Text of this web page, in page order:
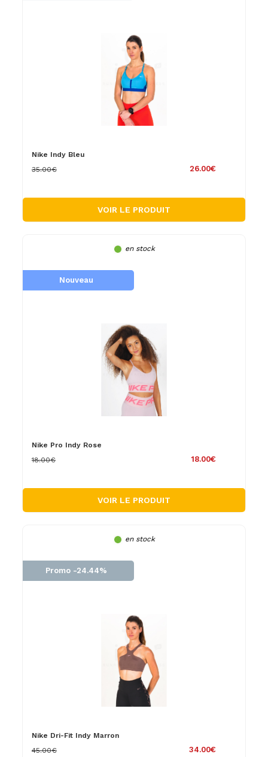
Nike Indy Bleu
26.00€
35.00€
VOIR LE PRODUIT
en stock
Nouveau
Nike Pro Indy Rose
18.00€
18.00€
VOIR LE PRODUIT
en stock
Promo -24.44%
Nike Dri-Fit Indy Marron
34.00€
45.00€